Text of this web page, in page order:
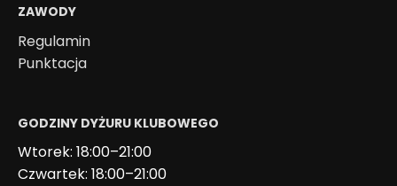
ZAWODY
Regulamin
Punktacja
GODZINY DYŻURU KLUBOWEGO
Wtorek: 18:00–21:00
Czwartek: 18:00–21:00